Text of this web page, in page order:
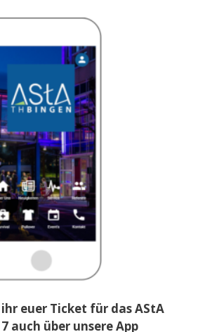
euer Ticket für das AStA
auch über unsere App